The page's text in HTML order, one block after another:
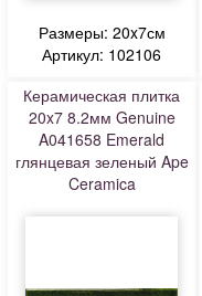
Размеры: 20x7см
Артикул: 102106
Керамическая плитка
20x7 8.2мм Genuine
A041658 Emerald
глянцевая зеленый Ape
Ceramica